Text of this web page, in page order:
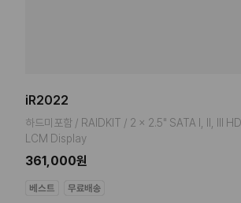
iR2022
하드미포함 / RAIDKIT / 2 x 2.5" SATA I, II, III
LCM Display
361,000원